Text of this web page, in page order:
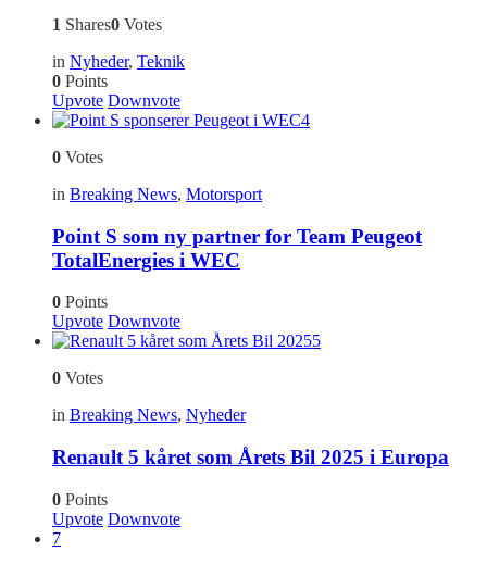
1 Shares0 Votes
in Nyheder, Teknik
0 Points
Upvote Downvote
4
0 Votes
in Breaking News, Motorsport
Point S som ny partner for Team Peugeot
TotalEnergies i WEC
0 Points
Upvote Downvote
5
0 Votes
in Breaking News, Nyheder
Renault 5 kåret som Årets Bil 2025 i Europa
0 Points
Upvote Downvote
7